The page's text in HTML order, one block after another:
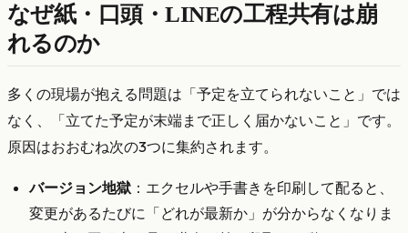
なぜ紙・口頭・LINEの工程共有は崩
れるのか
多くの現場が抱える問題は「予定を立てられないこと」では
なく、「立てた予定が末端まで正しく届かないこと」です。
原因はおおむね次の3つに集約されます。
バージョン地獄 ：エクセルや手書きを印刷して配ると、
変更があるたびに「どれが最新か」が分からなくなりま